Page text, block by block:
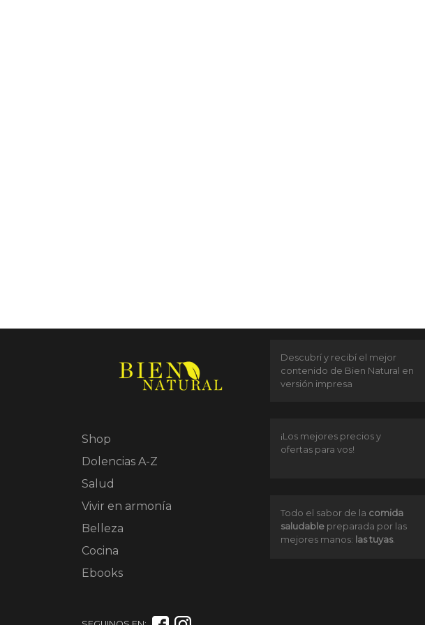
Shop
Dolencias A-Z
Salud
Vivir en armonía
Belleza
Cocina
Ebooks
Descubrí y recibí el mejor
contenido de Bien Natural en
versión impresa
¡Los mejores precios y
ofertas para vos!
Todo el sabor de la comida
saludable preparada por las
mejores manos: las tuyas.